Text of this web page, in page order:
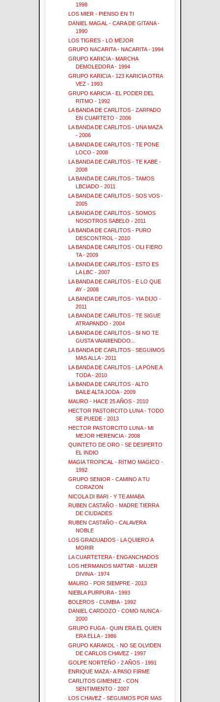
1998
LOS MIER - PIENSO EN TI
DANIEL MAGAL - CARA DE GITANA -
1990
LOS TIGRES - LO MEJOR
GRUPO NACARITA - NACARITA - 1994
GRUPO KARICIA - MARCHA
DEMOLEDORA - 1994
GRUPO KARICIA - 123 KARICIA OTRA
VEZ - 1993
GRUPO KARICIA - EL PODER DEL
RITMO - 1992
LA BANDA DE CARLITOS - ZARPADO
EN CUARTETO - 2006
LA BANDA DE CARLITOS - UNA MAZA
- 2006
LA BANDA DE CARLITOS - TE PONE
LOCO - 2008
LA BANDA DE CARLITOS - TE KABE -
2008
LA BANDA DE CARLITOS - TAMOS
LBCIADO - 2011
LA BANDA DE CARLITOS - SOS VOS -
2005
LA BANDA DE CARLITOS - SOMOS
NOSOTROS SABELO - 2011
LA BANDA DE CARLITOS - PURO
DESCONTROL - 2010
LA BANDA DE CARLITOS - OLI FIERO
TA - 2009
LA BANDA DE CARLITOS - ESTO ES
LA LBC - 2007
LA BANDA DE CARLITOS - E LO QUE
AY - 2008
LA BANDA DE CARLITOS - YIA DIJO -
2011
LA BANDA DE CARLITOS - TE SIGUE
ATRAPANDO - 2004
LA BANDA DE CARLITOS - SI NO TE
GUSTA VAIAIIIENDOO...
LA BANDA DE CARLITOS - SEGUIMOS
MAS ALLA - 2011
LA BANDA DE CARLITOS - LA PONE A
TODA - 2010
LA BANDA DE CARLITOS - ALTO
BAILE ALTA JODA - 2009
MAURO - HACE 25 AÑOS - 2010
HECTOR PASTORCITO LUNA - TODO
SE PUEDE - 2013
HECTOR PASTORCITO LUNA - MI
MEJOR HERENCIA - 2008
QUINTETO DE ORO - SE DESPERTO
EL INDIO
MAGIA TROPICAL - RITMO MAGICO -
1992
GRUPO SENIOR - CAMINO A TU
CORAZON
NICOLA DI BARI - Y TE AMABA
RUBEN CASTAÑO - MADRE TIERRA
DE CIUDADES
RUBEN CASTAÑO - CALAVERA
NOBLE
LOS GRADUADOS - LA QUIERO A
MORIR
LA CUARTETERA - ENGANCHADOS
LOS HERMANOS MATTAR - MUJER
DIVINA - 1974
MAURO - POR SIEMPRE - 2013
NIEBLA PURPURA - 1993
BOLEROS - CUMBIA - 1992
DANIEL CARDOZO - COMO NUNCA -
2000
GRUPO FUGA - QUIN ERA EL QUIEN
ERA ELLA - 1986
GRUPO KARAKOL - NO SE OLVIDEN
DE CARLOS CHAVEZ - 1997
GOLPE NORTEÑO - 2 AÑOS - 1991
ENRIQUE MAZA - A PASO FIRME
CARLITOS GIMENEZ - CON
SENTIMIENTO - 2007
LOS CHAVEZ - SEGUIMOS POR MAS